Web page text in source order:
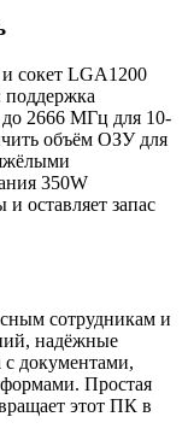
сокет LGA1200
2666 МГц для 10-
объём ОЗУ для
350W
оставляет запас
сотрудникам и
надёжные
документами,
Простая
этот ПК в